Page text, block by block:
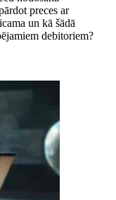
preces ar
un kā šādā
debitoriem?